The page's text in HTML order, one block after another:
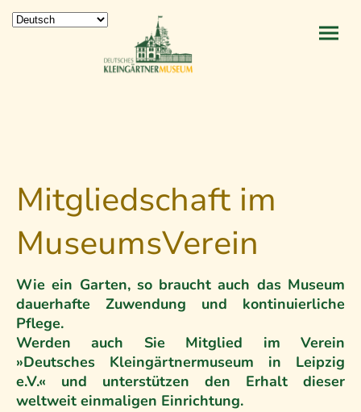
Mitgliedschaft im
MuseumsVerein
Wie ein Garten, so braucht auch das Museum
dauerhafte Zuwendung und kontinuierliche
Pflege.
Werden auch Sie Mitglied im Verein
»Deutsches Kleingärtnermuseum in Leipzig
e.V.« und unterstützen den Erhalt dieser
weltweit einmaligen Einrichtung.